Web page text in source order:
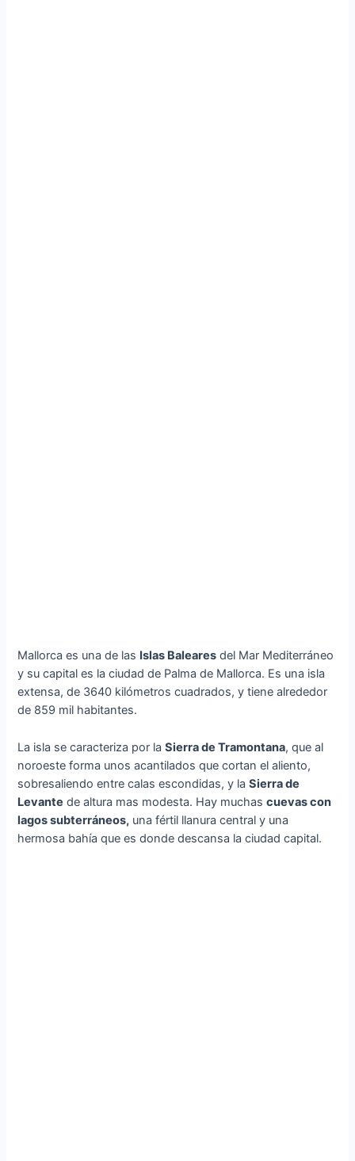
Mallorca es una de las Islas Baleares del Mar Mediterráneo
y su capital es la ciudad de Palma de Mallorca. Es una isla
extensa, de 3640 kilómetros cuadrados, y tiene alrededor
de 859 mil habitantes.
La isla se caracteriza por laSierra de Tramontana, que al
noroeste forma unos acantilados que cortan el aliento,
sobresaliendo entre calas escondidas, y laSierra de
Levante de altura mas modesta. Hay muchascuevas con
lagos subterráneos, una fértil llanura central y una
hermosa bahía que es donde descansa la ciudad capital.